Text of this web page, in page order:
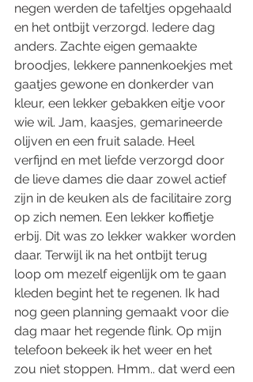
negen werden de tafeltjes opgehaald
en het ontbijt verzorgd. Iedere dag
anders. Zachte eigen gemaakte
broodjes, lekkere pannenkoekjes met
gaatjes gewone en donkerder van
kleur, een lekker gebakken eitje voor
wie wil. Jam, kaasjes, gemarineerde
olijven en een fruit salade. Heel
verfijnd en met liefde verzorgd door
de lieve dames die daar zowel actief
zijn in de keuken als de facilitaire zorg
op zich nemen. Een lekker koffietje
erbij. Dit was zo lekker wakker worden
daar. Terwijl ik na het ontbijt terug
loop om mezelf eigenlijk om te gaan
kleden begint het te regenen. Ik had
nog geen planning gemaakt voor die
dag maar het regende flink. Op mijn
telefoon bekeek ik het weer en het
zou niet stoppen. Hmm.. dat werd een